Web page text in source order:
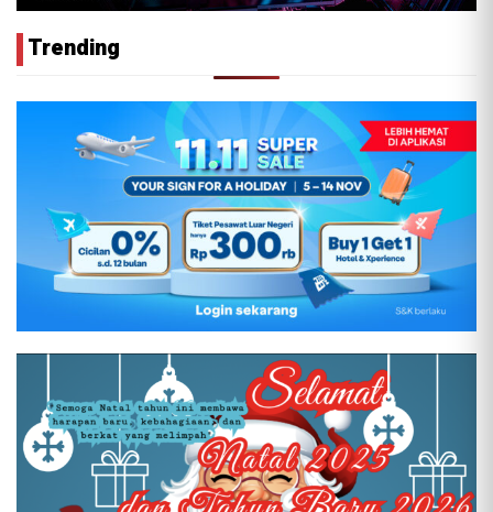
Trending